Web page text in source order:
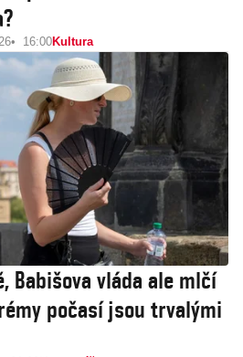
16:00Kultura
Babišova vláda ale mlčí
počasí jsou trvalými